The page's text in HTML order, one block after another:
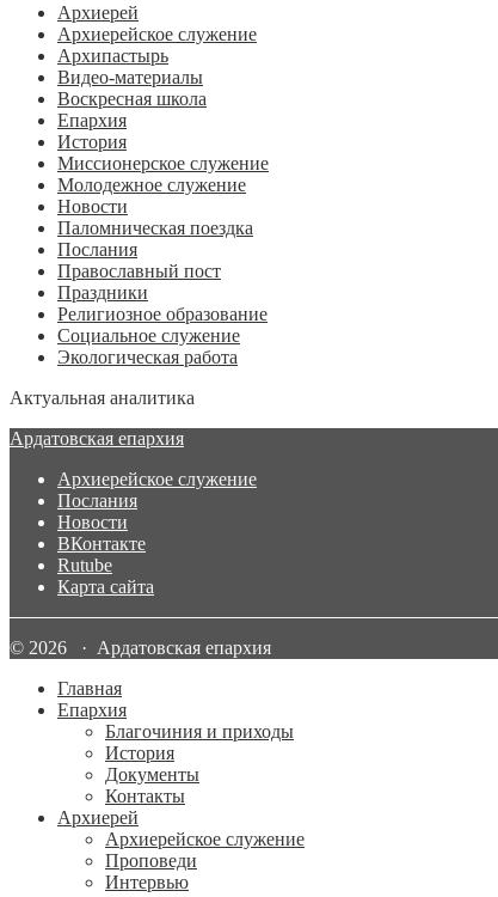
Архиерей
Архиерейское служение
Архипастырь
Видео-материалы
Воскресная школа
Епархия
История
Миссионерское служение
Молодежное служение
Новости
Паломническая поездка
Послания
Православный пост
Праздники
Религиозное образование
Социальное служение
Экологическая работа
Актуальная аналитика
Ардатовская епархия
Архиерейское служение
Послания
Новости
ВКонтакте
Rutube
Карта сайта
© 2026 · Ардатовская епархия
Главная
Епархия
Благочиния и приходы
История
Документы
Контакты
Архиерей
Архиерейское служение
Проповеди
Интервью